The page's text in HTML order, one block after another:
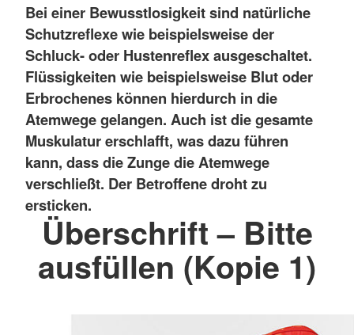
Bei einer Bewusstlosigkeit sind natürliche
Schutzreflexe wie beispielsweise der
Schluck- oder Hustenreflex ausgeschaltet.
Flüssigkeiten wie beispielsweise Blut oder
Erbrochenes können hierdurch in die
Atemwege gelangen. Auch ist die gesamte
Muskulatur erschlafft, was dazu führen
kann, dass die Zunge die Atemwege
verschließt. Der Betroffene droht zu
ersticken.
Überschrift – Bitte
ausfüllen (Kopie 1)